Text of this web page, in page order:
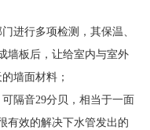
进行多项检测，其保温、
墙板后，让给室内与室外
墙面材料；
隔音29分贝，相当于一面
有效的解决下水管发出的